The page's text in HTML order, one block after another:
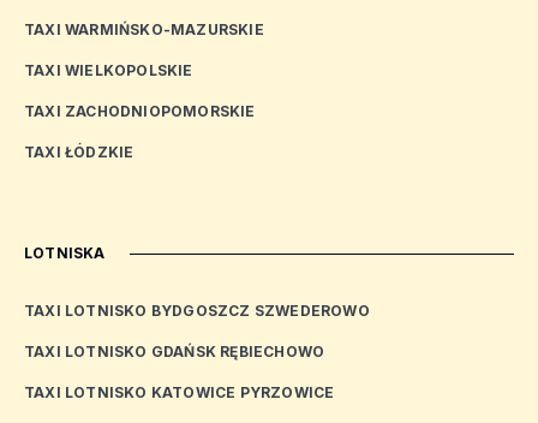
TAXI WARMIŃSKO-MAZURSKIE
TAXI WIELKOPOLSKIE
TAXI ZACHODNIOPOMORSKIE
TAXI ŁÓDZKIE
LOTNISKA
TAXI LOTNISKO BYDGOSZCZ SZWEDEROWO
TAXI LOTNISKO GDAŃSK RĘBIECHOWO
TAXI LOTNISKO KATOWICE PYRZOWICE